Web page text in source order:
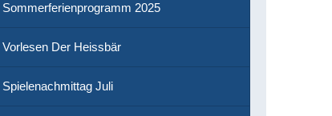
Sommerferienprogramm 2025
Vorlesen Der Heissbär
Spielenachmittag Juli